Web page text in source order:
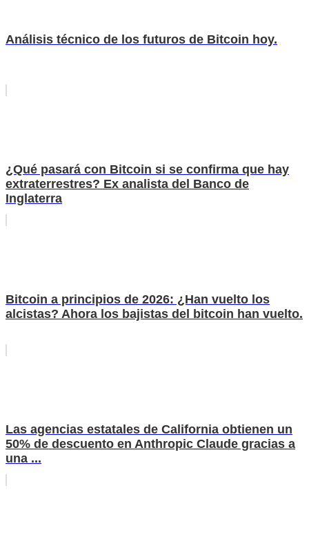
Análisis técnico de los futuros de Bitcoin hoy.
¿Qué pasará con Bitcoin si se confirma que hay
extraterrestres? Ex analista del Banco de
Inglaterra
Bitcoin a principios de 2026: ¿Han vuelto los
alcistas? Ahora los bajistas del bitcoin han vuelto.
Las agencias estatales de California obtienen un
50% de descuento en Anthropic Claude gracias a
una ...